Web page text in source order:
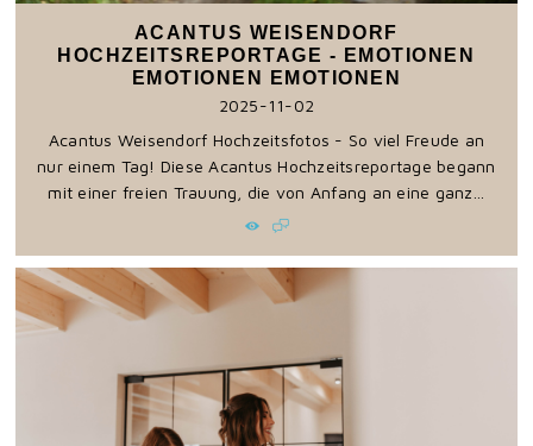
ACANTUS WEISENDORF
HOCHZEITSREPORTAGE - EMOTIONEN
EMOTIONEN EMOTIONEN
2025-11-02
Acantus Weisendorf Hochzeitsfotos - So viel Freude an
nur einem Tag! Diese Acantus Hochzeitsreportage begann
mit einer freien Trauung, die von Anfang an eine ganz...